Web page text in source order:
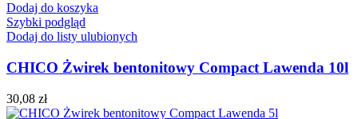
Dodaj do koszyka
Szybki podgląd
Dodaj do listy ulubionych
CHICO Żwirek bentonitowy Compact Lawenda 10l
30,08 zł